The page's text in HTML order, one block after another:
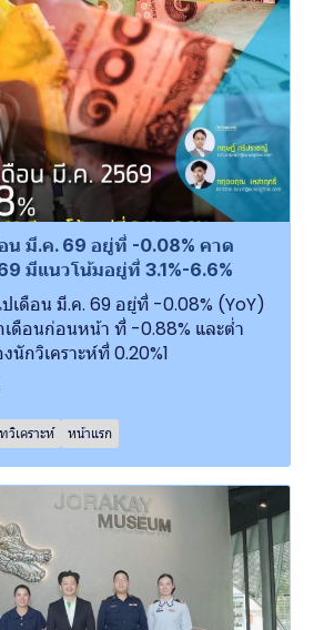
อน มี.ค. 69 อยู่ที่ -0.08% คาด
มีแนวโน้มอยู่ที่ 3.1%-6.6%
ปเดือน มี.ค. 69 อยู่ที่ -0.08% (YoY)
ดือนก่อนหน้า ที่ -0.88% และต่ำ
กวิเคราะห์ที่ 0.20%1
เคราะห์ หน้าแรก